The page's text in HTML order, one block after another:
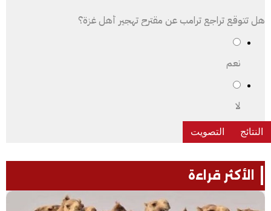
هل تتوقع تراجع ترامب عن مقترح تهجير أهل غزة؟
نعم
لا
الأكثر قراءة